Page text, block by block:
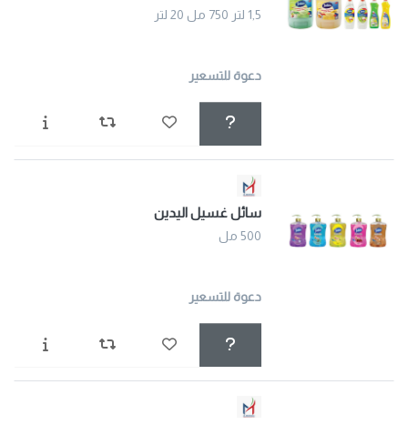
1,5 لتر 750 مل 20 لتر
دعوة للتسعير
سائل غسيل اليدين
500 مل
دعوة للتسعير